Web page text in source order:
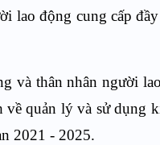
lao động cung cấp
và thân nhân người
về quản lý và sử dụng
2021 - 2025.